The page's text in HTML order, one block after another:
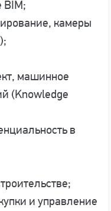
BIM;
камеры
машинное
(Knowledge
в
и управление